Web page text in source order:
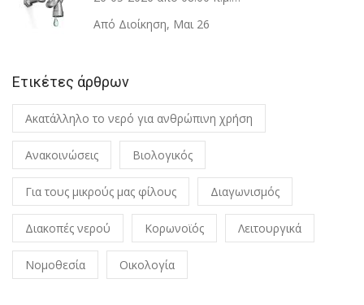
Από Διοίκηση, Μαι 26
Ετικέτες άρθρων
Ακατάλληλο το νερό για ανθρώπινη χρήση
Ανακοινώσεις Βιολογικός
Για τους μικρούς μας φίλους Διαγωνισμός
Διακοπές νερού Κορωνοϊός Λειτουργικά
Νομοθεσία Οικολογία